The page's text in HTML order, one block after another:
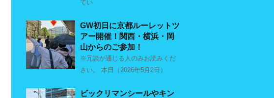
てい
GW初日に京都ルーレットツ
アー開催！関西・横浜・岡
山からのご参加！
※冗談が通じる人のみお読みくだ
さい。 本日（2026年5月2日）
ビックリマンシールやキン